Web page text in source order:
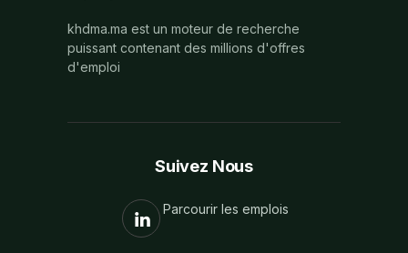
khdma.ma est un moteur de recherche
puissant contenant des millions d'offres
d'emploi
Suivez Nous
Parcourir les emplois